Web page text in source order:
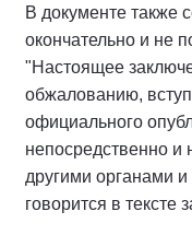
В документе также
окончательно и не
"Настоящее
обжалованию,
официального
непосредственно и
другими органами
говорится в тексте